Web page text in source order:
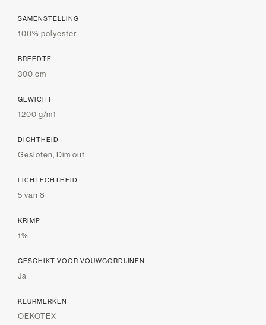
SAMENSTELLING
100% polyester
BREEDTE
300 cm
GEWICHT
1200 g/m1
DICHTHEID
Gesloten, Dim out
LICHTECHTHEID
5 van 8
KRIMP
1%
GESCHIKT VOOR VOUWGORDIJNEN
Ja
KEURMERKEN
OEKOTEX